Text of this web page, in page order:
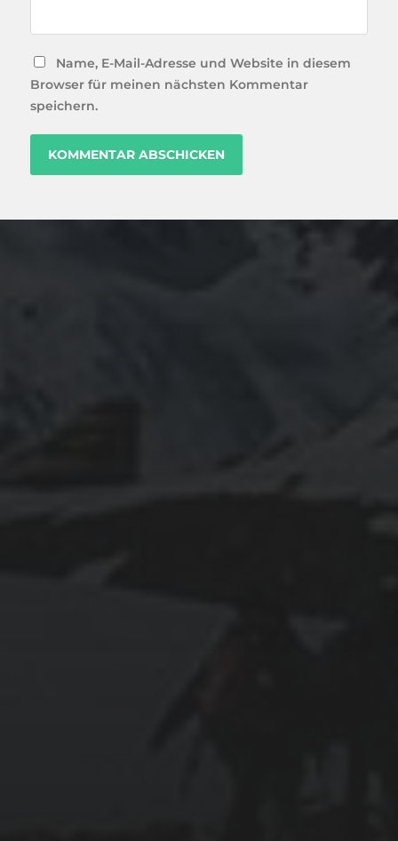
Name, E-Mail-Adresse und Website in diesem
Browser für meinen nächsten Kommentar
speichern.